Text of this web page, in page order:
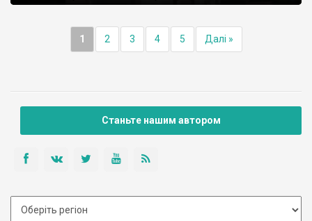
1 2 3 4 5 Далі »
Станьте нашим автором